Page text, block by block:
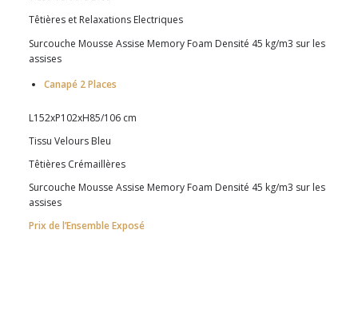
Têtières et Relaxations Electriques
Surcouche Mousse Assise Memory Foam Densité 45 kg/m3 sur les
assises
Canapé 2 Places
L152xP102xH85/106 cm
Tissu Velours Bleu
Têtières Crémaillères
Surcouche Mousse Assise Memory Foam Densité 45 kg/m3 sur les
assises
Prix de l’Ensemble Exposé